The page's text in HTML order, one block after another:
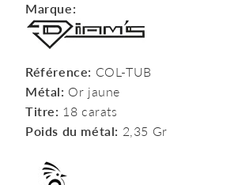
Marque:
Référence: COL-TUB
Métal: Or jaune
Titre: 18 carats
Poids du métal: 2,35 Gr